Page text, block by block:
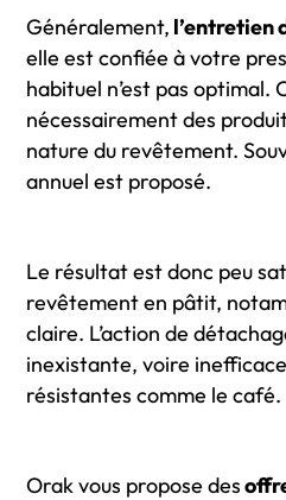
Généralement, l’entretien
elle est confiée à votre
habituel n’est pas optimal.
nécessairement des
nature du revêtement.
annuel est proposé.
Le résultat est donc peu
revêtement en pâtit,
claire. L’action de
inexistante, voire
résistantes comme le café.
Orak vous propose des